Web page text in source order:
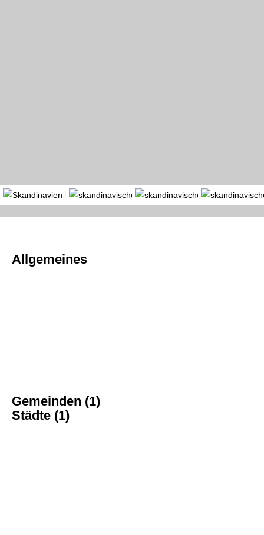
Portal Länder
Allgemeines
Gemeinden (1)
Städte (1)